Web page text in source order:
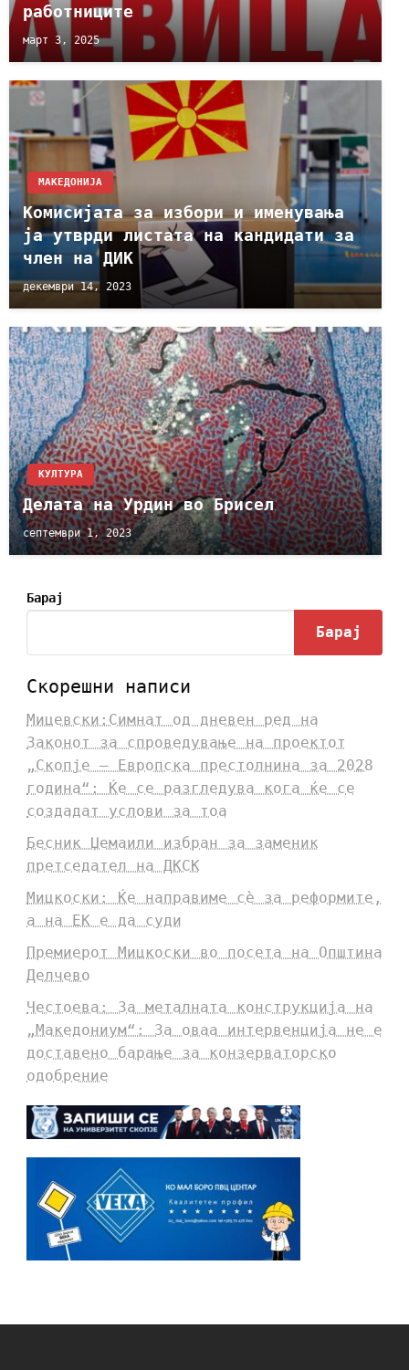
работниците
март 3, 2025
МАКЕДОНИЈА
Комисијата за избори и именувања
ја утврди листата на кандидати за
член на ДИК
декември 14, 2023
КУЛТУРА
Делата на Урдин во Брисел
септември 1, 2023
Барај
Барај
Скорешни написи
Мицевски:Симнат од дневен ред на
Законот за спроведување на проектот
„Скопје – Европска престолнина за 2028
година“: Ќе се разгледува кога ќе се
создадат услови за тоа
Бесник Џемаили избран за заменик
претседател на ДКСК
Мицкоски: Ќе направиме сè за реформите,
а на ЕК е да суди
Премиерот Мицкоски во посета на Општина
Делчево
Честоева: За металната конструкција на
„Македониум“: За оваа интервенција не е
доставено барање за конзерваторско
одобрение